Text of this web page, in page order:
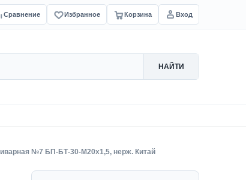
Сравнение Избранное Корзина Вход
НАЙТИ
№7 БП-БТ-30-M20x1,5, нерж. Китай